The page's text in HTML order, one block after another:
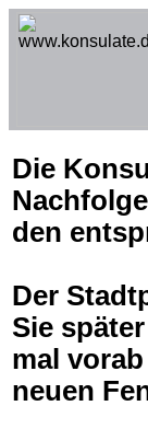
Die
den
Der
Sie
mal vorab
neuen